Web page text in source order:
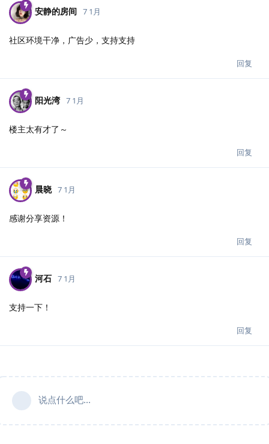
安静的房间 7 1月
社区环境干净，广告少，支持支持
回复
阳光湾 7 1月
楼主太有才了～
回复
晨晓 7 1月
感谢分享资源！
回复
河石 7 1月
支持一下！
回复
说点什么吧...